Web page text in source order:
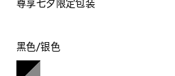
尊享七夕限定包装
黑色/银色